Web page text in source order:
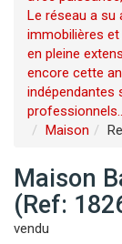
Le réseau a su
immobilières
en pleine
encore cette
indépendantes
Maison
Maison
(Ref:
vendu